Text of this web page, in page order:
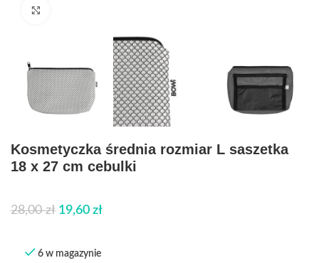
Kosmetyczka średnia rozmiar L saszetka
18 x 27 cm cebulki
28,00zł 19,60 zł
6 w magazynie